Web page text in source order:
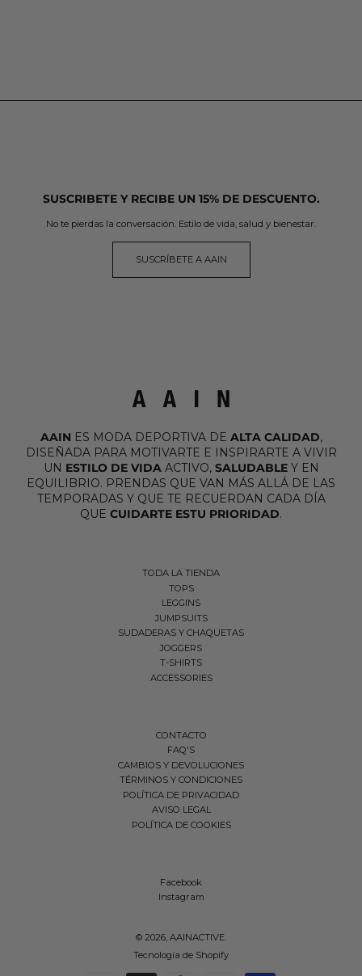
SUSCRIBETE Y RECIBE UN 15% DE DESCUENTO.
No te pierdas la conversación. Estilo de vida, salud y bienestar.
SUSCRÍBETE A AAIN
AAIN ES MODA DEPORTIVA DE ALTA CALIDAD,
DISEÑADA PARA MOTIVARTE E INSPIRARTE A VIVIR
UN ESTILO DE VIDA ACTIVO, SALUDABLEY EN
EQUILIBRIO. PRENDAS QUE VAN MÁS ALLÁ DE LAS
TEMPORADAS Y QUE TE RECUERDAN CADA DÍA
QUE CUIDARTE ESTU PRIORIDAD.
TODA LA TIENDA
TOPS
LEGGINS
JUMPSUITS
SUDADERAS Y CHAQUETAS
JOGGERS
T-SHIRTS
ACCESSORIES
CONTACTO
FAQ'S
CAMBIOS Y DEVOLUCIONES
TÉRMINOS Y CONDICIONES
POLÍTICA DE PRIVACIDAD
AVISO LEGAL
POLÍTICA DE COOKIES
Facebook
Instagram
© 2026, AAINACTIVE.
Tecnología de Shopify